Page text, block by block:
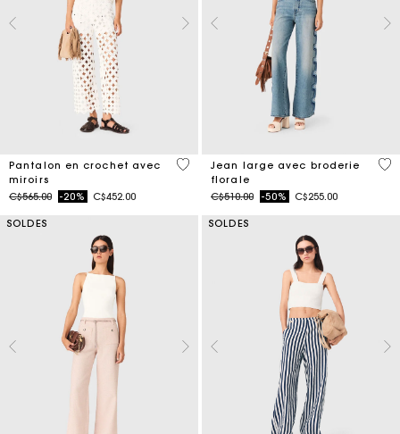
Pantalon en crochet avec
miroirs
Price reduced from
C$565.00to-20% C$452.00
3,7 out of 5 Customer Rating
Jean large avec broderie
florale
Price reduced from
C$510.00to-50% C$255.00
3,5
SOLDES SOLDES